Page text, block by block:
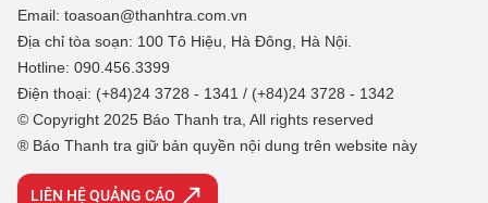
Email: toasoan@thanhtra.com.vn
Địa chỉ tòa soạn: 100 Tô Hiệu, Hà Đông, Hà Nội.
Hotline: 090.456.3399
Điện thoại: (+84)24 3728 - 1341 / (+84)24 3728 - 1342
© Copyright 2025 Báo Thanh tra, All rights reserved
® Báo Thanh tra giữ bản quyền nội dung trên website này
LIÊN HỆ QUẢNG CÁO